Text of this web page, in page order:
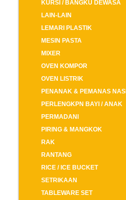
KURSI / BANGKU DEWASA
LAIN-LAIN
LEMARI PLASTIK
MESIN PASTA
MIXER
OVEN KOMPOR
OVEN LISTRIK
PENANAK & PEMANAS NASI
PERLENGKPN BAYI / ANAK
PERMADANI
PIRING & MANGKOK
RAK
RANTANG
RICE / ICE BUCKET
SETRIKAAN
TABLEWARE SET